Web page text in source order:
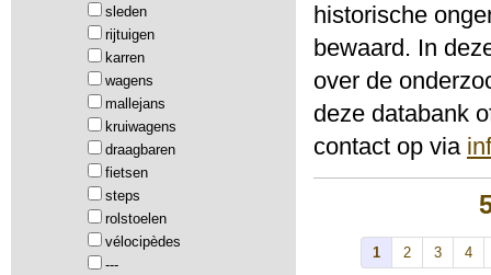
sleden
rijtuigen
karren
wagens
mallejans
kruiwagens
draagbaren
fietsen
steps
rolstoelen
vélocipèdes
---
historische
bewaard. In
over de
deze databank
contact op via
1 2 3 4